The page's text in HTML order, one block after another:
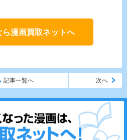
ら漫画買取ネットへ
記事一覧へ 次へ